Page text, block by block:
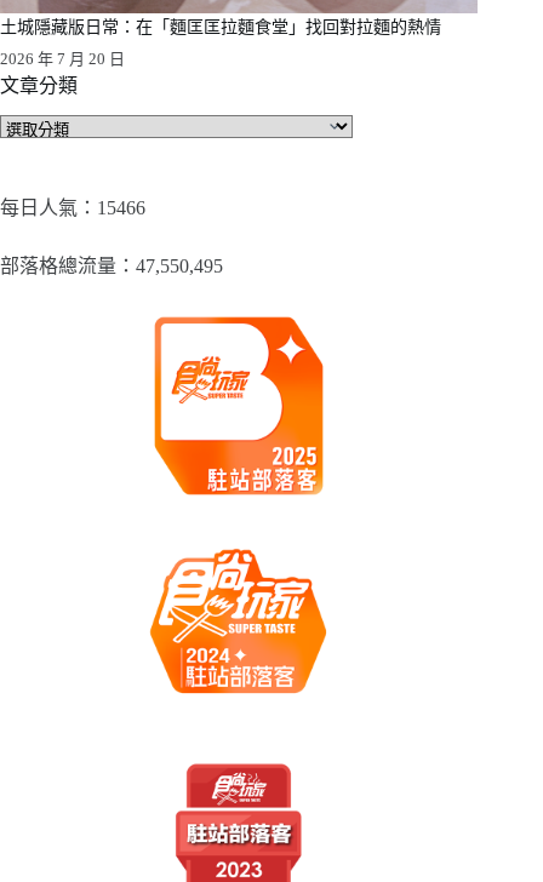
土城隱藏版日常：在「麵匡匡拉麵食堂」找回對拉麵的熱情
2026 年 7 月 20 日
文章分類
文
類
每日人氣：15466
部落格總流量：​47,550,495